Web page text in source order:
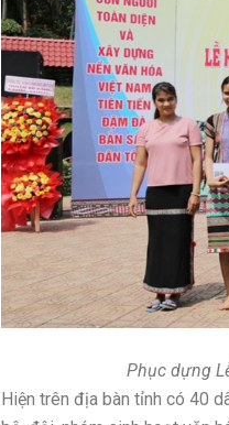
Phục dựng
Hiện trên địa bàn tỉnh có 40